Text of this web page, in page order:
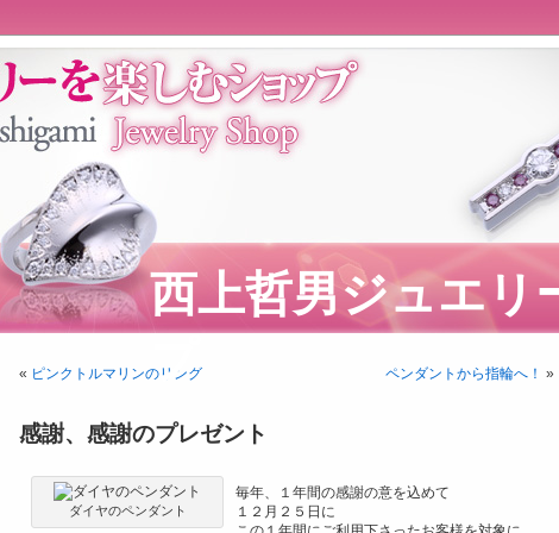
西上哲男ジュエリ
プ
« ピンクトルマリンのリング ペンダントから指輪へ！ »
感謝、感謝のプレゼント
ダイヤのペンダント
毎年、１年間の感謝の意を込めて
１２月２５日に